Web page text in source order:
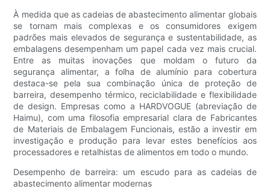
À medida que as cadeias de abastecimento alimentar globais
se tornam mais complexas e os consumidores exigem
padrões mais elevados de segurança e sustentabilidade, as
embalagens desempenham um papel cada vez mais crucial.
Entre as muitas inovações que moldam o futuro da
segurança alimentar, a folha de alumínio para cobertura
destaca-se pela sua combinação única de proteção de
barreira, desempenho térmico, reciclabilidade e flexibilidade
de design. Empresas como a HARDVOGUE (abreviação de
Haimu), com uma filosofia empresarial clara de Fabricantes
de Materiais de Embalagem Funcionais, estão a investir em
investigação e produção para levar estes benefícios aos
processadores e retalhistas de alimentos em todo o mundo.
Desempenho de barreira: um escudo para as cadeias de
abastecimento alimentar modernas